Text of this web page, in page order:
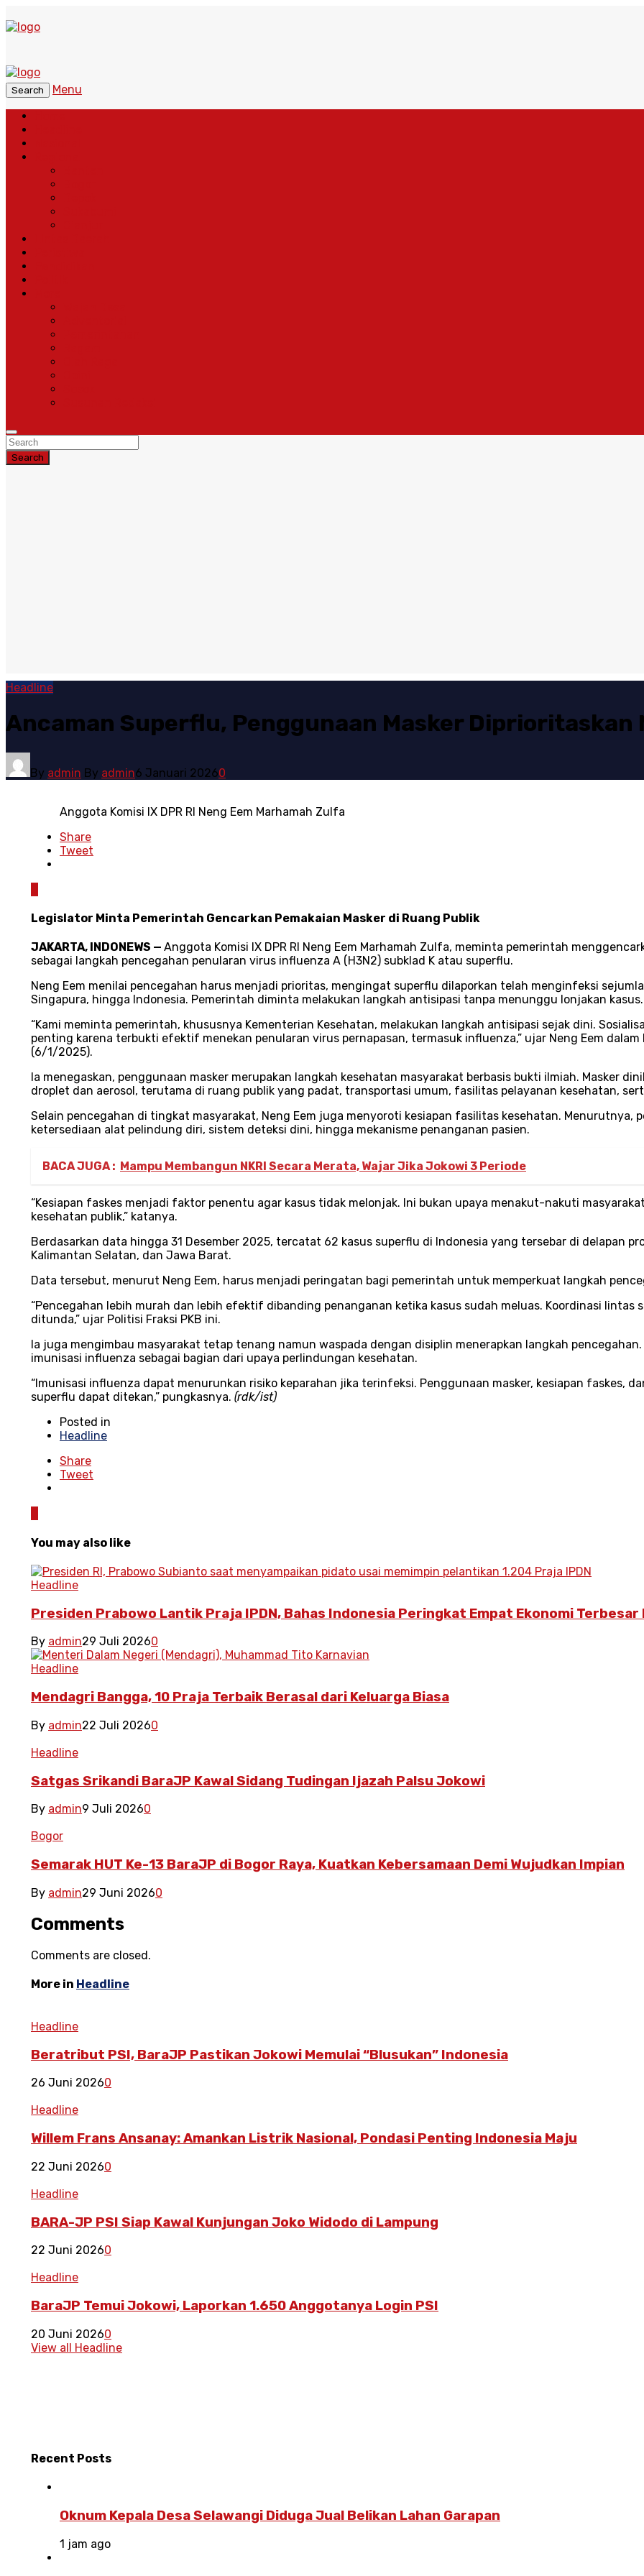
Search
Menu
Search
Headline
Ancaman Superflu, Penggunaan Masker Diprioritaskan
By admin By admin6 Januari 20260
Anggota Komisi IX DPR RI Neng Eem Marhamah Zulfa
Share
Tweet
Legislator Minta Pemerintah Gencarkan Pemakaian Masker di Ruang Publik
JAKARTA, INDONEWS — Anggota Komisi IX DPR RI Neng Eem Marhamah Zulfa, meminta pemerintah
sebagai langkah pencegahan penularan virus influenza A (H3N2) subklad K atau superflu.
Neng Eem menilai pencegahan harus menjadi prioritas, mengingat superflu dilaporkan telah menginfeksi
Singapura, hingga Indonesia. Pemerintah diminta melakukan langkah antisipasi tanpa menunggu lonjakan kasus.
“Kami meminta pemerintah, khususnya Kementerian Kesehatan, melakukan langkah antisipasi sejak dini.
penting karena terbukti efektif menekan penularan virus pernapasan, termasuk influenza,” ujar Neng Eem
(6/1/2025).
Ia menegaskan, penggunaan masker merupakan langkah kesehatan masyarakat berbasis bukti ilmiah. Masker
droplet dan aerosol, terutama di ruang publik yang padat, transportasi umum, fasilitas pelayanan kesehatan,
Selain pencegahan di tingkat masyarakat, Neng Eem juga menyoroti kesiapan fasilitas kesehatan. Menurutnya,
ketersediaan alat pelindung diri, sistem deteksi dini, hingga mekanisme penanganan pasien.
BACA JUGA : Mampu Membangun NKRI Secara Merata, Wajar Jika Jokowi 3 Periode
“Kesiapan faskes menjadi faktor penentu agar kasus tidak melonjak. Ini bukan upaya menakut-nakuti
kesehatan publik,” katanya.
Berdasarkan data hingga 31 Desember 2025, tercatat 62 kasus superflu di Indonesia yang tersebar di delapan
Kalimantan Selatan, dan Jawa Barat.
Data tersebut, menurut Neng Eem, harus menjadi peringatan bagi pemerintah untuk memperkuat langkah
“Pencegahan lebih murah dan lebih efektif dibanding penanganan ketika kasus sudah meluas. Koordinasi lintas
ditunda,” ujar Politisi Fraksi PKB ini.
Ia juga mengimbau masyarakat tetap tenang namun waspada dengan disiplin menerapkan langkah
imunisasi influenza sebagai bagian dari upaya perlindungan kesehatan.
“Imunisasi influenza dapat menurunkan risiko keparahan jika terinfeksi. Penggunaan masker, kesiapan faskes,
superflu dapat ditekan,” pungkasnya. (rdk/ist)
Posted in
Headline
Share
Tweet
You may also like
Headline
Presiden Prabowo Lantik Praja IPDN, Bahas Indonesia Peringkat Empat Ekonomi Terbesar
By admin29 Juli 20260
Headline
Mendagri Bangga, 10 Praja Terbaik Berasal dari Keluarga Biasa
By admin22 Juli 20260
Headline
Satgas Srikandi BaraJP Kawal Sidang Tudingan Ijazah Palsu Jokowi
By admin9 Juli 20260
Bogor
Semarak HUT Ke-13 BaraJP di Bogor Raya, Kuatkan Kebersamaan Demi Wujudkan Impian
By admin29 Juni 20260
Comments
Comments are closed.
More in Headline
Headline
Beratribut PSI, BaraJP Pastikan Jokowi Memulai “Blusukan” Indonesia
26 Juni 20260
Headline
Willem Frans Ansanay: Amankan Listrik Nasional, Pondasi Penting Indonesia Maju
22 Juni 20260
Headline
BARA-JP PSI Siap Kawal Kunjungan Joko Widodo di Lampung
22 Juni 20260
Headline
BaraJP Temui Jokowi, Laporkan 1.650 Anggotanya Login PSI
20 Juni 20260
View all Headline
Recent Posts
Oknum Kepala Desa Selawangi Diduga Jual Belikan Lahan Garapan
1 jam ago